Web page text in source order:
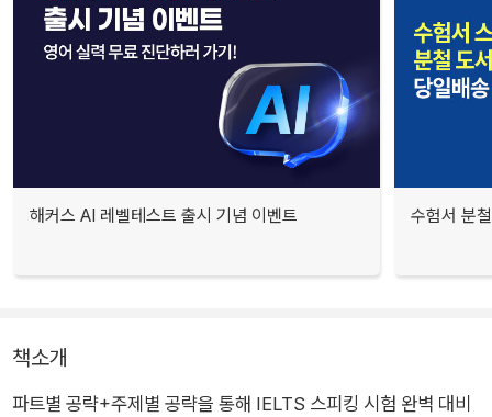
해커스 AI 레벨테스트 출시 기념 이벤트 수험서 분
책소개
파트별 공략+주제별 공략을 통해 IELTS 스피킹 시험 완벽 대비